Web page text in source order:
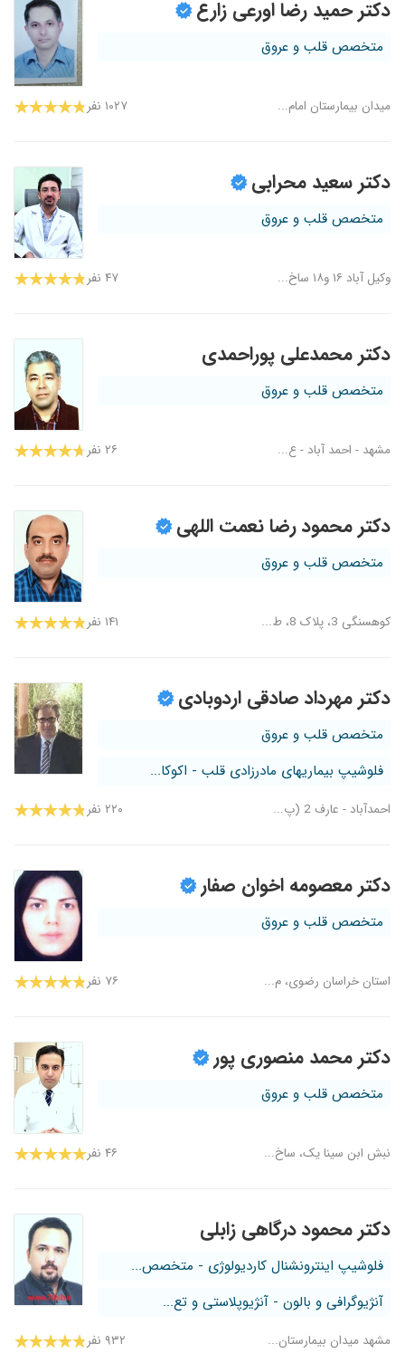
دکتر حمید رضا اورعی زارع
متخصص قلب و عروق
میدان بیمارستان امام... ۱۰۲۷ نفر
دکتر سعید محرابی
متخصص قلب و عروق
وکیل آباد ۱۶ و۱۸ ساخ... ۴۷ نفر
دکتر محمدعلی پوراحمدی
متخصص قلب و عروق
مشهد - احمد آباد - ع... ۲۶ نفر
دکتر محمود رضا نعمت اللهی
متخصص قلب و عروق
کوهسنگی 3، پلاک 8، ط... ۱۴۱ نفر
دکتر مهرداد صادقی اردوبادی
متخصص قلب و عروق
فلوشیپ بیماریهای مادرزادی قلب - اکوکا...
احمدآباد - عارف 2 (پ... ۲۲۰ نفر
دکتر معصومه اخوان صفار
متخصص قلب و عروق
استان خراسان رضوی، م... ۷۶ نفر
دکتر محمد منصوری پور
متخصص قلب و عروق
نبش ابن سینا یک، ساخ... ۴۶ نفر
دکتر محمود درگاهی زابلی
فلوشیپ اینترونشنال کاردیولوژی - متخصص...
آنژیوگرافی و بالون - آنژیوپلاستی و تع...
مشهد میدان بیمارستان... ۹۳۲ نفر